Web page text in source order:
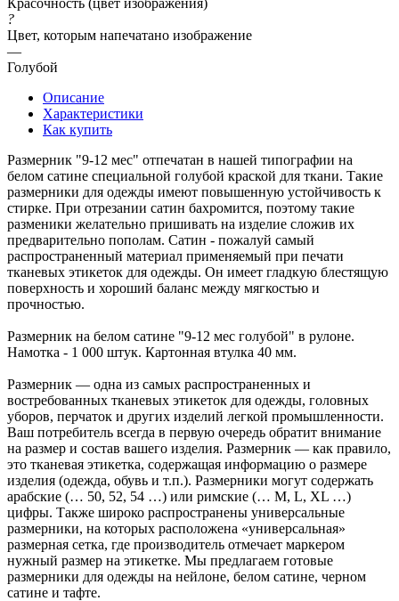
?
Цвет, которым напечатано изображение
—
Голубой
Описание
Характеристики
Как купить
Размерник "9-12 мес" отпечатан в нашей типографии на
белом сатине специальной голубой краской для ткани. Такие
размерники для одежды имеют повышенную устойчивость к
стирке. При отрезании сатин бахромится, поэтому такие
разменики желательно пришивать на изделие сложив их
предварительно пополам. Сатин - пожалуй самый
распространенный материал применяемый при печати
тканевых этикеток для одежды. Он имеет гладкую блестящую
поверхность и хороший баланс между мягкостью и
прочностью.
Размерник на белом сатине "9-12 мес голубой" в рулоне.
Намотка - 1 000 штук. Картонная втулка 40 мм.
Размерник — одна из самых распространенных и
востребованных тканевых этикеток для одежды, головных
уборов, перчаток и других изделий легкой промышленности.
Ваш потребитель всегда в первую очередь обратит внимание
на размер и состав вашего изделия. Размерник — как правило,
это тканевая этикетка, содержащая информацию о размере
изделия (одежда, обувь и т.п.). Размерники могут содержать
арабские (… 50, 52, 54 …) или римские (… M, L, XL …)
цифры. Также широко распространены универсальные
размерники, на которых расположена «универсальная»
размерная сетка, где производитель отмечает маркером
нужный размер на этикетке. Мы предлагаем готовые
размерники для одежды на нейлоне, белом сатине, черном
сатине и тафте.